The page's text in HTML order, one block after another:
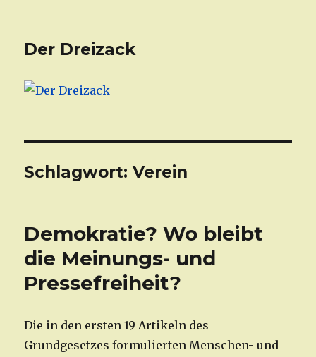
Der Dreizack
Schlagwort: Verein
Demokratie? Wo bleibt
die Meinungs- und
Pressefreiheit?
Die in den ersten 19 Artikeln des
Grundgesetzes formulierten Menschen- und